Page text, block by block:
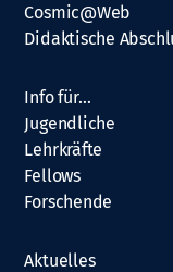
Cosmic@Web
Didaktische
Info für…
Jugendliche
Lehrkräfte
Fellows
Forschende
Aktuelles